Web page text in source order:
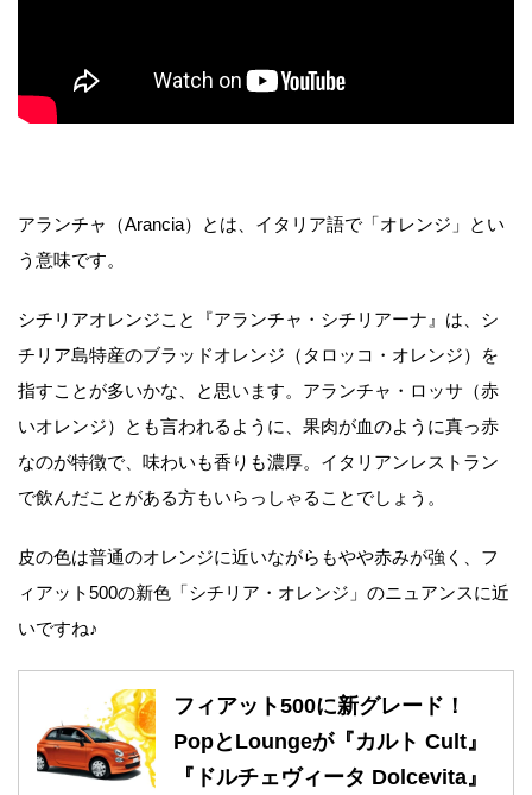
アランチャ（Arancia）とは、イタリア語で「オレンジ」とい
う意味です。
シチリアオレンジこと『アランチャ・シチリアーナ』は、シ
チリア島特産のブラッドオレンジ（タロッコ・オレンジ）を
指すことが多いかな、と思います。アランチャ・ロッサ（赤
いオレンジ）とも言われるように、果肉が血のように真っ赤
なのが特徴で、味わいも香りも濃厚。イタリアンレストラン
で飲んだことがある方もいらっしゃることでしょう。
皮の色は普通のオレンジに近いながらもやや赤みが強く、フ
ィアット500の新色「シチリア・オレンジ」のニュアンスに近
いですね♪
フィアット500に新グレード！
PopとLoungeが『カルト Cult』
『ドルチェヴィータ Dolcevita』